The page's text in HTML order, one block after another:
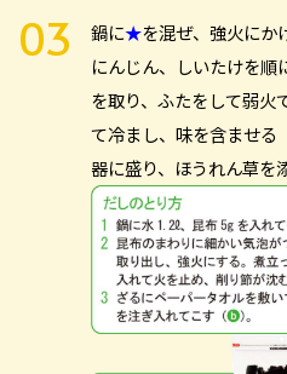
鍋に★を混ぜ、強火にか
にんじん、しいたけを順
を取り、ふたをして弱火
て冷まし、味を含ませる
器に盛り、ほうれん草を